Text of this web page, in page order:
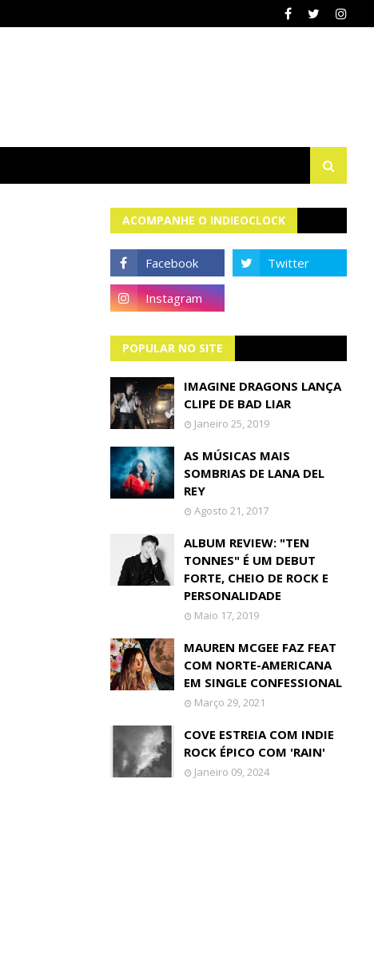
ACOMPANHE O INDIEOCLOCK
POPULAR NO SITE
IMAGINE DRAGONS LANÇA
CLIPE DE BAD LIAR
Janeiro 25, 2019
AS MÚSICAS MAIS
SOMBRIAS DE LANA DEL
REY
Agosto 21, 2017
ALBUM REVIEW: "TEN
TONNES" É UM DEBUT
FORTE, CHEIO DE ROCK E
PERSONALIDADE
Maio 17, 2019
MAUREN MCGEE FAZ FEAT
COM NORTE-AMERICANA
EM SINGLE CONFESSIONAL
Março 29, 2021
COVE ESTREIA COM INDIE
ROCK ÉPICO COM 'RAIN'
Janeiro 09, 2024